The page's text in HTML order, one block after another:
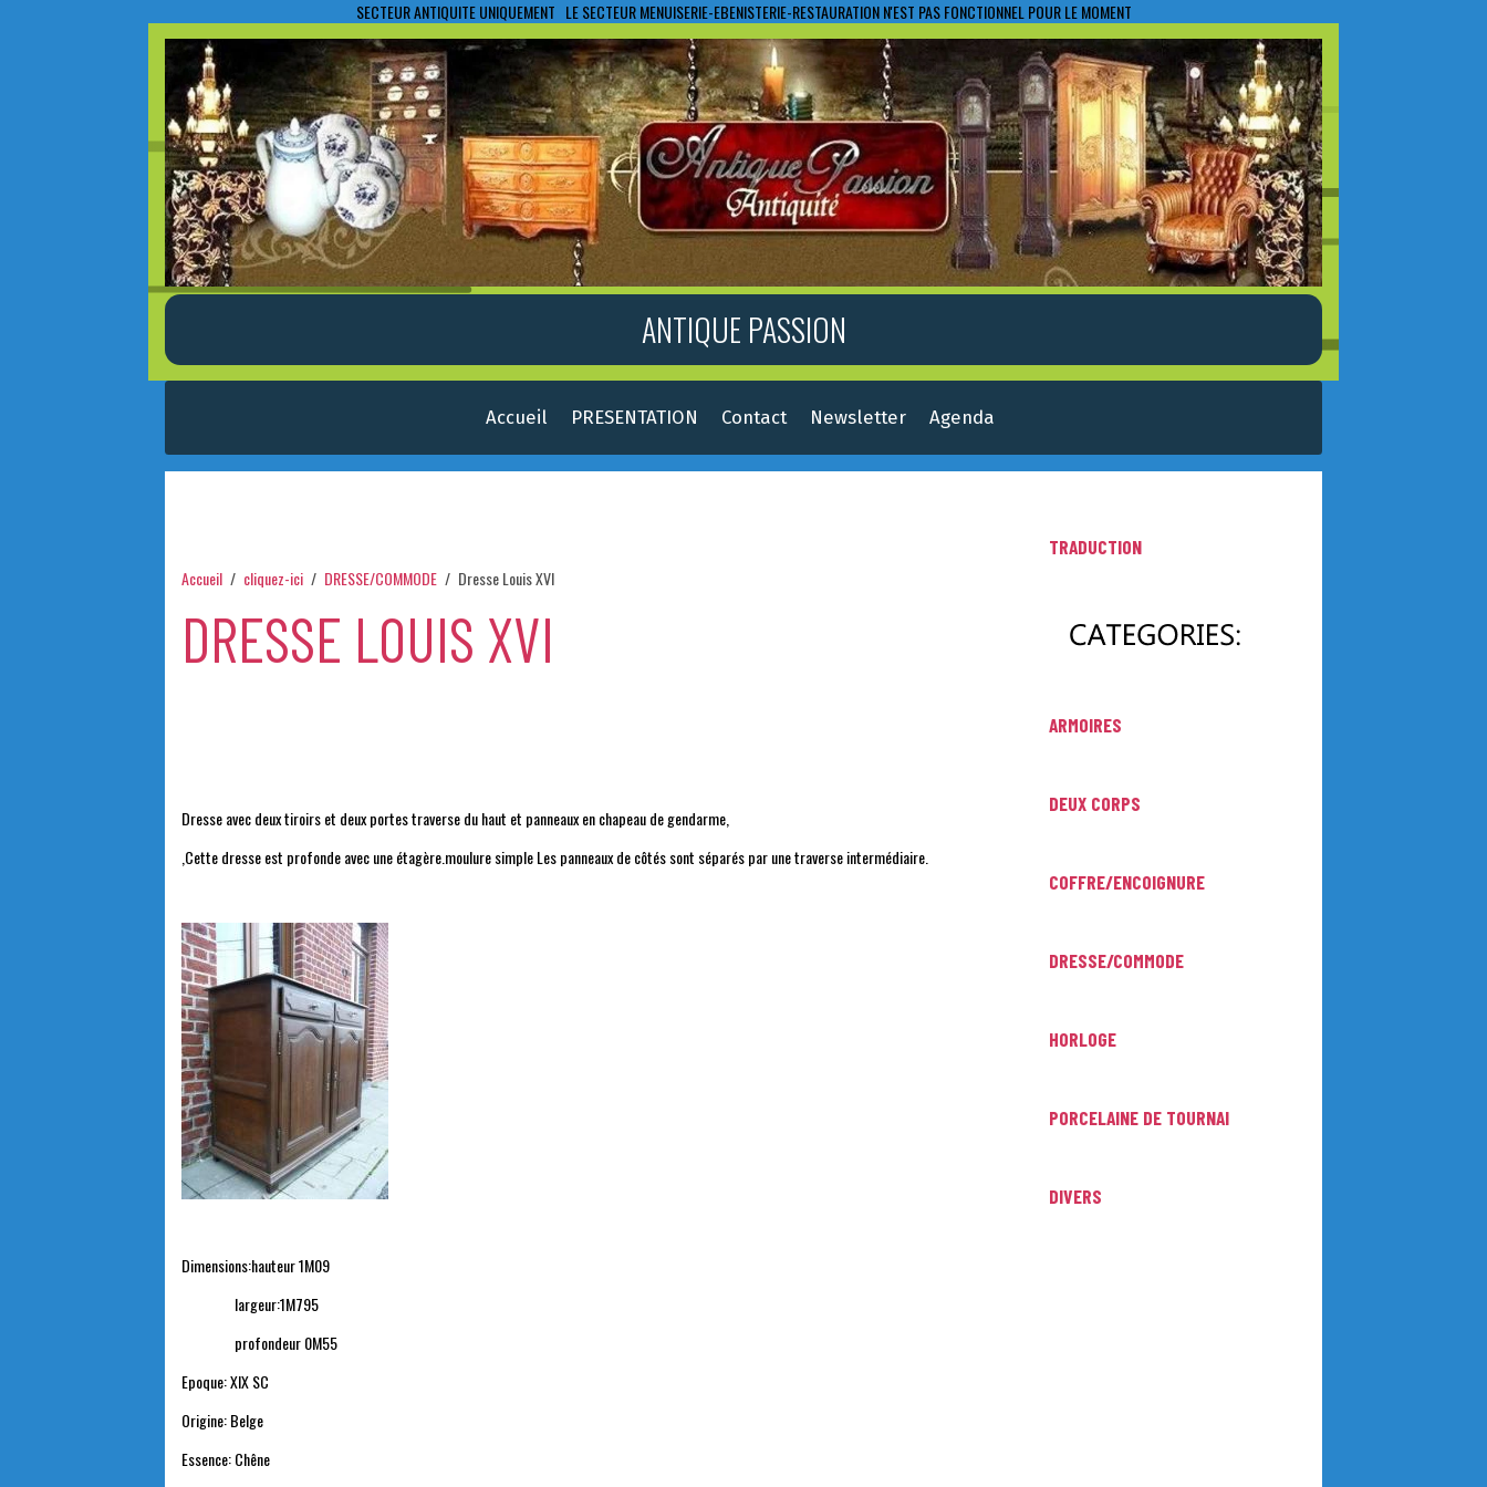
SECTEUR ANTIQUITE UNIQUEMENT LE SECTEUR MENUISERIE-EBENISTERIE-RESTAURATION N'EST PAS FONCTIONNEL POUR LE MOMENT
ANTIQUE PASSION
Accueil PRESENTATION Contact Newsletter Agenda
Accueil cliquez-ici DRESSE/COMMODE Dresse Louis XVI
DRESSE LOUIS XVI
Dresse avec deux tiroirs et deux portes traverse du haut et panneaux en chapeau de gendarme,
,Cette dresse est profonde avec une étagère.moulure simple Les panneaux de côtés sont séparés par une traverse intermédiaire.
Dimensions:hauteur 1M09
largeur:1M795
profondeur 0M55
Epoque: XIX SC
Origine: Belge
Essence: Chêne
TRADUCTION
ARMOIRES
DEUX CORPS
COFFRE/ENCOIGNURE
DRESSE/COMMODE
HORLOGE
PORCELAINE DE TOURNAI
DIVERS